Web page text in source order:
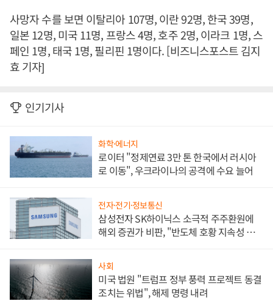
사망자 수를 보면 이탈리아 107명, 이란 92명, 한국 39명,
일본 12명, 미국 11명, 프랑스 4명, 호주 2명, 이라크 1명, 스
페인 1명, 태국 1명, 필리핀 1명이다. [비즈니스포스트 김지
효 기자]
인기기사
화학·에너지
로이터 "정제연료 3만 톤 한국에서 러시아
로 이동", 우크라이나의 공격에 수요 늘어
전자·전기·정보통신
삼성전자 SK하이닉스 소극적 주주환원에
해외 증권가 비판, "반도체 호황 지속성 의
사회
미국 법원 "트럼프 정부 풍력 프로젝트 동결
조치는 위법", 해제 명령 내려